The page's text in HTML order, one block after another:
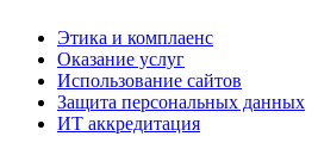
Этика и комплаенс
Оказание услуг
Использование сайтов
Защита персональных данных
ИТ аккредитация